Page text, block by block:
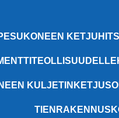
KETJU
KULJETINKETJU